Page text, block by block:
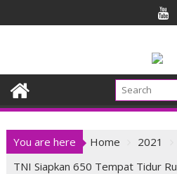
to
You are here Home 2021
TNI Siapkan 650 Tempat Tidur